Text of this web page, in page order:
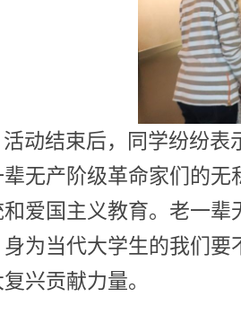
活动结束后，同学纷纷表
无产阶级革命家们的
爱国主义教育。老一辈
身为当代大学生的我们 要
兴贡献力量。